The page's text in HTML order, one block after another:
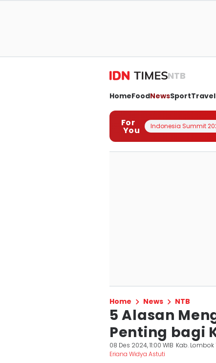
NTB
HomeFoodNewsSportTravel
For
You Indonesia Summit
Home News NTB
5 Alasan
Penting bagi
08 Des 2024, 11:00 WIB Kab. Lombok
Eriana Widya Astuti